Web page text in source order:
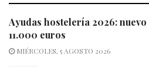
Ayudas hostelería 2026:
11.000 euros
MIÉRCOLES, 5 AGOSTO 2026